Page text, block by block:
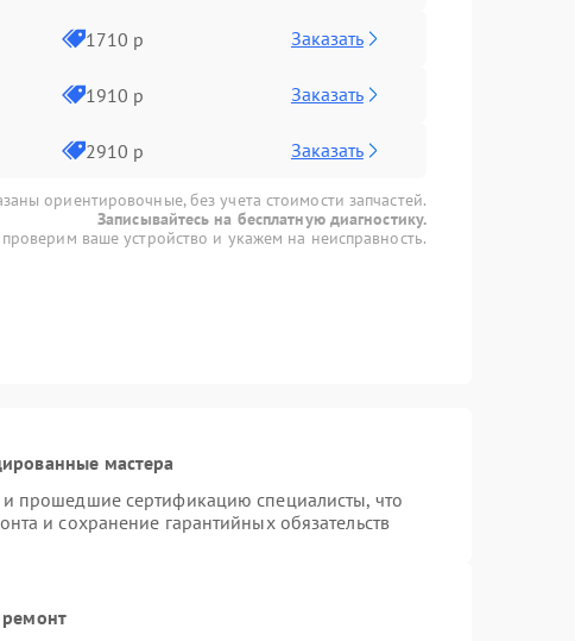
1710 р Заказать
1910 р Заказать
2910 р Заказать
ориентировочные, без учета стоимости запчастей.
Записывайтесь на бесплатную диагностику.
ваше устройство и укажем на неисправность.
мастера
прошедшие сертификацию специалисты, что
и сохранение гарантийных обязательств
ремонт